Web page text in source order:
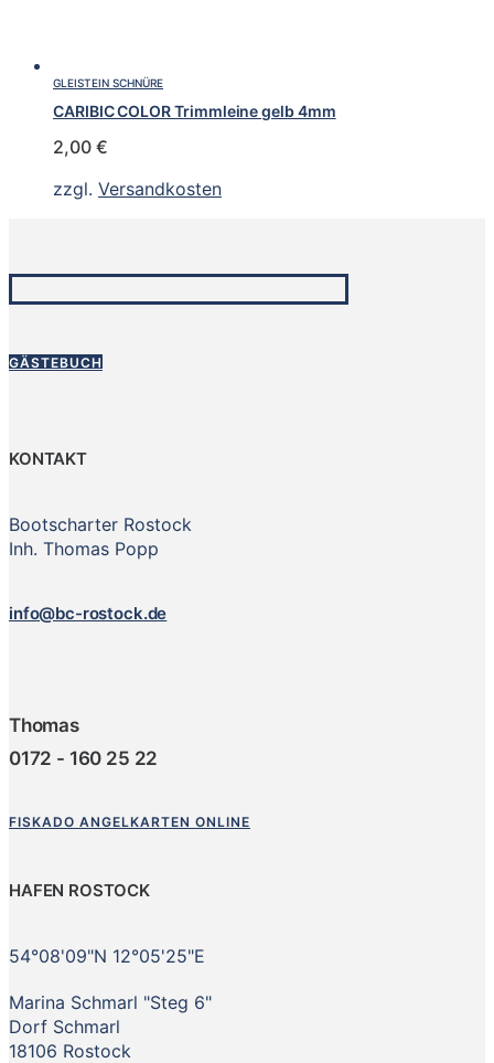
GLEISTEIN SCHNÜRE
CARIBIC COLOR Trimmleine gelb 4mm
2,00 €
zzgl. Versandkosten
GÄSTEBUCH
KONTAKT
Bootscharter Rostock
Inh. Thomas Popp
info@bc-rostock.de
Thomas
0172 - 160 25 22
FISKADO ANGELKARTEN ONLINE
HAFEN ROSTOCK
54°08'09"N 12°05'25"E
Marina Schmarl "Steg 6"
Dorf Schmarl
18106 Rostock